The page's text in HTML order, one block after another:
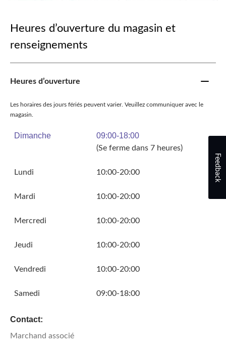
Heures d’ouverture du magasin et
renseignements
Heures d’ouverture
Les horaires des jours fériés peuvent varier. Veuillez communiquer avec le
magasin.
Dimanche 09:00-18:00
(Se ferme dans 7 heures)
Lundi 10:00-20:00
Mardi 10:00-20:00
Mercredi 10:00-20:00
Jeudi 10:00-20:00
Vendredi 10:00-20:00
Samedi 09:00-18:00
Contact:
Marchand associé
Feedback